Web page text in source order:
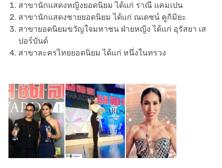
สาขานักแสดงหญิงยอดนิยมได้แก่ ราณี แคมเปน
สาขานักแสดงชายยอดนิยมได้แก่ ณเดชน์ คูกิมิยะ
สาขายอดนิยมขวัญใจมหาชน ฝ่ายหญิง ได้แก่ อุรัสยา เส
ปอร์บันด์
สาขาละครไทยยอดนิยมได้แก่ หนึ่งในทรวง